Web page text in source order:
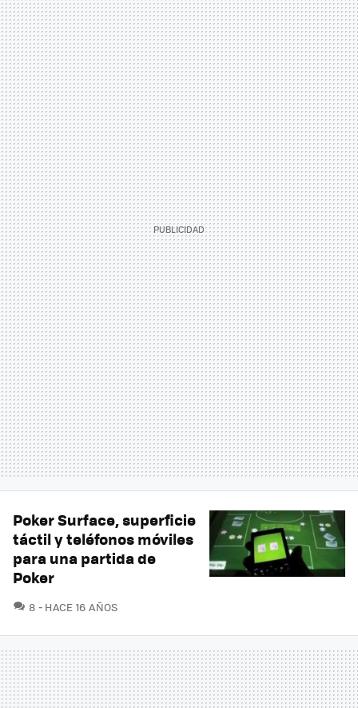
Poker Surface, superficie
táctil y teléfonos móviles
para una partida de
Poker
8 COMENTARIOS
HACE 16 AÑOS